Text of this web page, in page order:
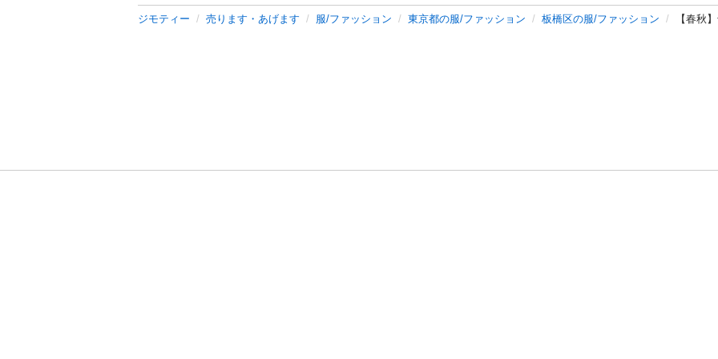
ジモティー 売ります・あげます 服/ファッション 東京都の服/ファッション 板橋区の服/ファッション 【春秋